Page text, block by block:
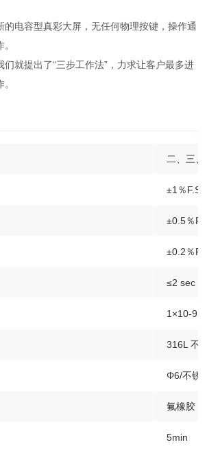
的电容型真彩大屏，无任何物理按键，操作通
就提出了“三步工作法”，力求让客户最多进
二、三
±1％F.S.
±0.5％
±0.2％
≤2 sec
1×10-
316L 不
Φ6/不锈
氟橡胶
5min